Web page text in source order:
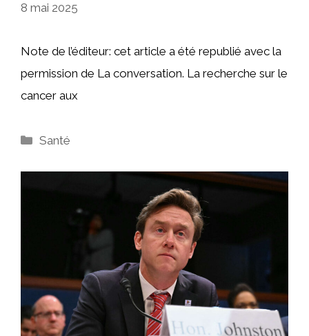
8 mai 2025
Note de l’éditeur: cet article a été republié avec la
permission de La conversation. La recherche sur le
cancer aux
Catégories
Santé